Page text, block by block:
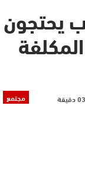
يحتجون
مجتمع